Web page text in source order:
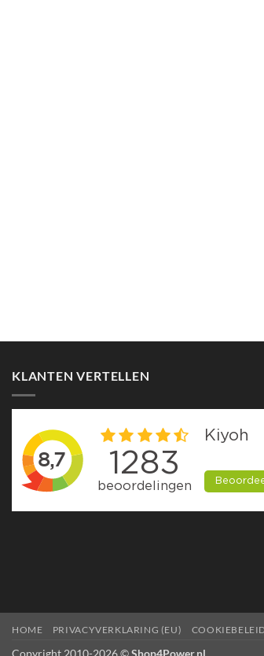
KLANTEN VERTELLEN
HOME PRIVACYVERKLARING (EU)